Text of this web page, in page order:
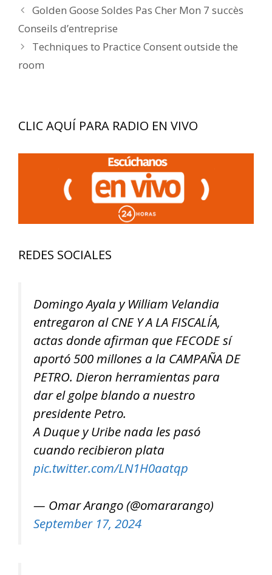
Navegación
de
Golden Goose Soldes Pas Cher Mon 7 succès
Conseils d’entreprise
Techniques to Practice Consent outside the
room
CLIC AQUÍ PARA RADIO EN VIVO
REDES SOCIALES
Domingo Ayala y William Velandia
entregaron al CNE Y A LA FISCALÍA,
actas donde afirman que FECODE sí
aportó 500 millones a la CAMPAÑA DE
PETRO. Dieron herramientas para
dar el golpe blando a nuestro
presidente Petro.
A Duque y Uribe nada les pasó
cuando recibieron plata
pic.twitter.com/LN1H0aatqp
— Omar Arango (@omararango)
September 17, 2024